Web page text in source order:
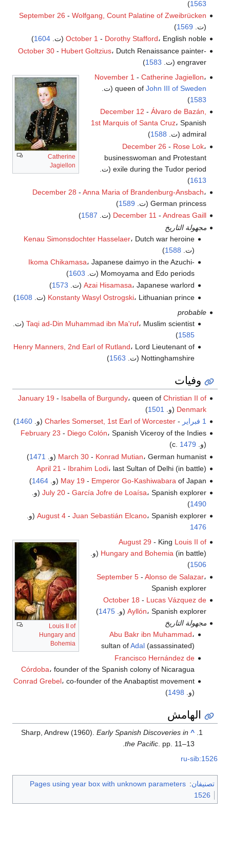
1563
)
September 26 - Wolfgang, Count Palatine of Zweibrücken
(ت. 1569
)
October 1 - Dorothy Stafford، English noble (ت. 1604
)
October 30- Hubert Goltzius، Dutch Renaissance painter-
engraver (ت.
1583
)
Catherine
Jagiellon
November 1 - Catherine Jagiellon،
queen of John III of Sweden
(ت.
1583
)
December 12 - Álvaro de Bazán,
1st Marquis of Santa Cruz، Spanish
admiral (ت.
1588
)
December 26 - Rose Lok،
businesswoman and Protestant
exile during the Tudor period (ت.
1613
)
December 28 - Anna Maria of Brandenburg-Ansbach،
German princess (ت.
1589
)
December 11 - Andreas Gaill (ت. 1587
)
مجهولة التاريخ
Kenau Simonsdochter Hasselaer، Dutch war heroine
(ت. 1588
)
Ikoma Chikamasa، Japanese daimyo in the Azuchi-
Momoyama and Edo periods (ت.
1603
)
Azai Hisamasa، Japanese warlord (ت. 1573
)
Konstanty Wasyl Ostrogski، Lithuanian prince (ت. 1608
)
probable
Taqi ad-Din Muhammad ibn Ma'ruf، Muslim scientist (ت.
1585
)
Henry Manners, 2nd Earl of Rutland، Lord Lieutenant of
Nottinghamshire (ت.
1563
)
وفيات
January 19 - Isabella of Burgundy، queen of Christian II of
Denmark (و. 1501
)
1 فبراير
-
Charles Somerset, 1st Earl of Worcester (و.1460
)
February 23 - Diego Colón، Spanish Viceroy of the Indies
(و. c. 1479
)
March 30- Konrad Mutian، German humanist (و. 1471
)
April 21 - Ibrahim Lodi، last Sultan of Delhi (in battle)
May 19 - Emperor Go-Kashiwabara of Japan (و. 1464
)
July 20- García Jofre de Loaísa، Spanish explorer (و.
1490
)
August 4- Juan Sebastián Elcano، Spanish explorer (و.
1476
Louis II of
Hungary and
Bohemia
August 29 - King Louis II of
Hungary and Bohemia(in battle) (و.
1506
)
September 5- Alonso de Salazar،
Spanish explorer
October 18 - Lucas Vázquez de
Ayllón، Spanish explorer (و. 1475
)
مجهولة التاريخ
Abu Bakr ibn Muhammad،
sultan ofAdal (assassinated)
Francisco Hernández de
Córdoba، founder of the Spanish colony of Nicaragua
Conrad Grebel، co-founder of the Anabaptist movement
(و. 1498
)
الهامش
^
Sharp, Andrew (1960).Early Spanish Discoveries in
the Pacific . pp. 11–13.
ru-sib:1526
تصنيفان:
Pages using year box with unknown parameters
1526